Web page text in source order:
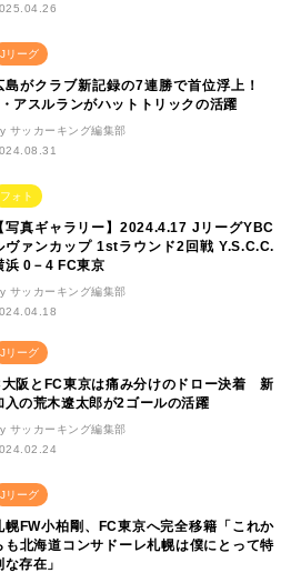
Jリーグ
島がクラブ新記録の7連勝で首位浮上！
アスルランがハットトリックの活躍
サッカーキング編集部
フォト
【写真ギャラリー】2024.4.17 JリーグYBC
ヴァンカップ 1stラウンド2回戦 Y.S.C.C.
浜 0－4 FC東京
サッカーキング編集部
Jリーグ
阪とFC東京は痛み分けのドロー決着 新
入の荒木遼太郎が2ゴールの活躍
サッカーキング編集部
Jリーグ
幌FW小柏剛、FC東京へ完全移籍「これか
も北海道コンサドーレ札幌は僕にとって特
な存在」